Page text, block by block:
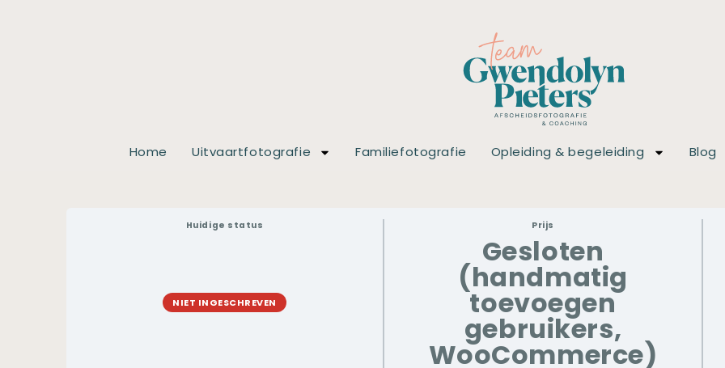
Home Uitvaartfotografie Familiefotografie Opleiding & begeleiding Blog
Huidige status
NIET INGESCHREVEN
Prijs
Gesloten
(handmatig
toevoegen
gebruikers,
WooCommerce)